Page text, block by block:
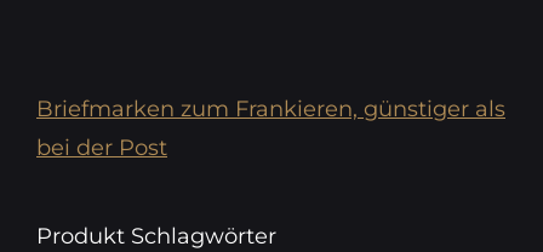
Briefmarken zum Frankieren, günstiger als
bei der Post
Produkt Schlagwörter